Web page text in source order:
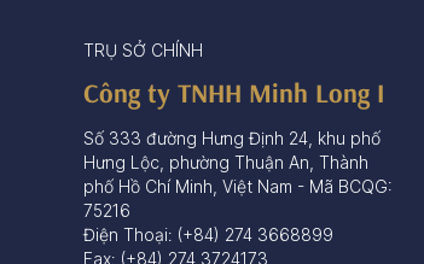
TRỤ SỞ CHÍNH
Công ty TNHH Minh Long I
Số 333 đường Hưng Định 24, khu phố
Hưng Lộc, phường Thuận An, Thành
phố Hồ Chí Minh, Việt Nam - Mã BCQG:
75216
Điện Thoại: (+84) 274 3668899
Fax: (+84) 274 3724173